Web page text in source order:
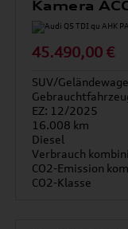
Kamera
45.490,00 €
SUV/
EZ: 12/2025
16.008 km
Diesel
Verbrauch
CO2-Emission
CO2-Klasse